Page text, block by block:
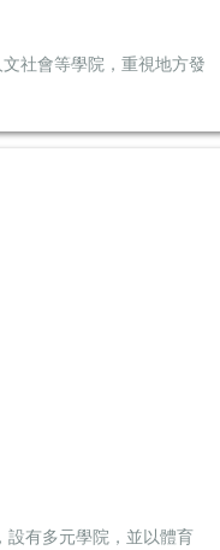
社會等學院，重視地方發
設有多元學院，並以體育